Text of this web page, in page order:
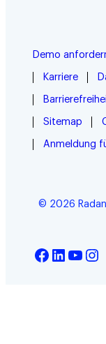
Demo
Karriere
Sitemap
Anmeldung
© 2026
Facebook
LinkedIn